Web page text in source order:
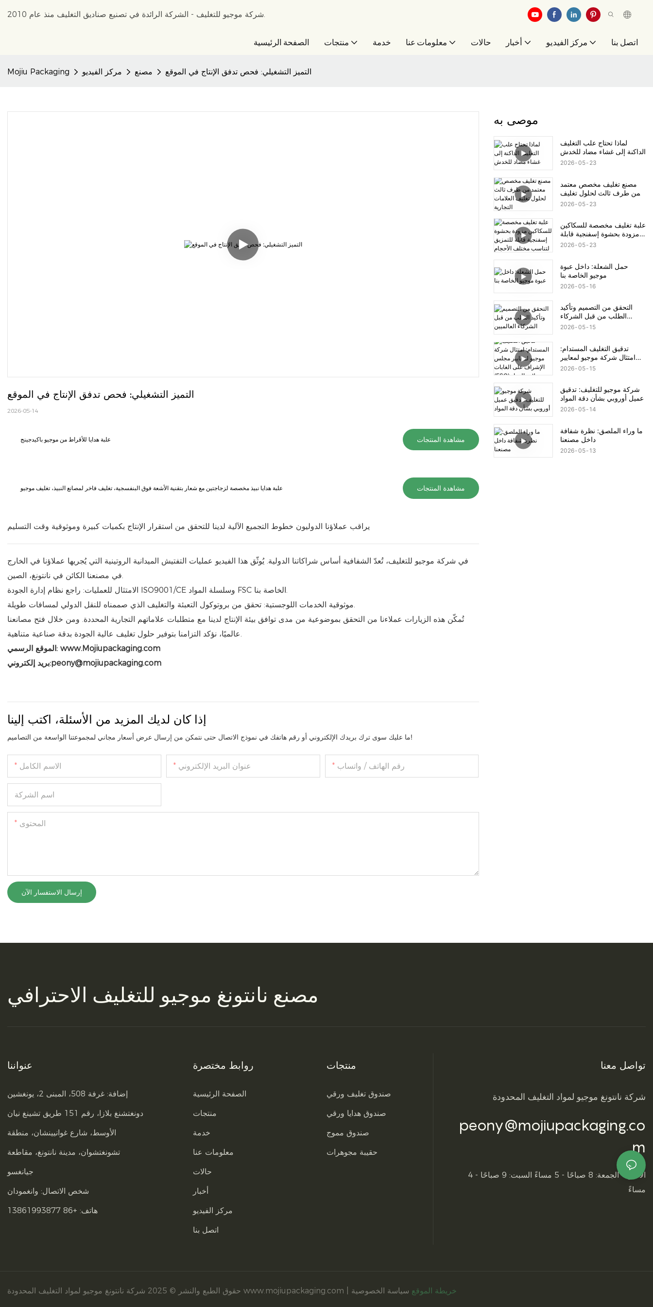
شركة موجيو للتغليف - الشركة الرائدة في تصنيع صناديق التغليف منذ عام 2010.
الصفحة الرئيسية منتجات خدمة معلومات عنا حالات أخبار مركز الفيديو اتصل بنا
Mojiu Packaging مركز الفيديو مصنع التميز التشغيلي: فحص تدفق الإنتاج في الموقع
التميز التشغيلي: فحص تدفق الإنتاج في الموقع
2026-05-14
علبة هدايا للأقراط من موجيو باكيدجينج مشاهدة المنتجات
علبة هدايا نبيذ مخصصة لزجاجتين مع شعار بتقنية الأشعة فوق البنفسجية، تغليف فاخر لمصانع النبيذ، تغليف موجيو مشاهدة المنتجات
يراقب عملاؤنا الدوليون خطوط التجميع الآلية لدينا للتحقق من استقرار الإنتاج بكميات كبيرة وموثوقية وقت التسليم
في شركة موجيو للتغليف، تُعدّ الشفافية أساس شراكاتنا الدولية. يُوثّق هذا الفيديو عمليات التفتيش الميدانية الروتينية التي يُجريها عملاؤنا في الخارج
في مصنعنا الكائن في نانتونغ، الصين.
الامتثال للعمليات: راجع نظام إدارة الجودة ISO9001/CE وسلسلة المواد FSC الخاصة بنا.
موثوقية الخدمات اللوجستية: تحقق من بروتوكول التعبئة والتغليف الذي صممناه للنقل الدولي لمسافات طويلة.
تُمكّن هذه الزيارات عملاءنا من التحقق بموضوعية من مدى توافق بيئة الإنتاج لدينا مع متطلبات علاماتهم التجارية المحددة. ومن خلال فتح مصانعنا
عالميًا، نؤكد التزامنا بتوفير حلول تغليف عالية الجودة بدقة صناعية متناهية.
الموقع الرسمي: www.Mojiupackaging.com
بريد إلكتروني:peony@mojiupackaging.com
إذا كان لديك المزيد من الأسئلة، اكتب إلينا
ما عليك سوى ترك بريدك الإلكتروني أو رقم هاتفك في نموذج الاتصال حتى نتمكن من إرسال عرض أسعار مجاني لمجموعتنا الواسعة من التصاميم!
الاسم الكامل عنوان البريد الإلكتروني رقم الهاتف / واتساب
اسم الشركة
المحتوى
إرسال الاستفسار الآن
موصى به
لماذا تحتاج علب التغليف
الداكنة إلى غشاء مضاد للخدش
2026 05 23
مصنع تغليف مخصص معتمد
من طرف ثالث لحلول تغليف
العلامات التجارية
2026 05 23
علبة تغليف مخصصة للسكاكين
مزودة بحشوة إسفنجية قابلة
للتمزيق لتناسب مختلف
2026 05 23
حمل الشعلة: داخل عبوة
موجيو الخاصة بنا
2026 05 16
التحقق من التصميم وتأكيد
الطلب من قبل الشركاء
العالميين
2026 05 15
تدقيق التغليف المستدام:
امتثال شركة موجيو لمعايير
مجلس الإشراف على الغابات
2026 05 15
شركة موجيو للتغليف: تدقيق
عميل أوروبي بشأن دقة المواد
2026 05 14
ما وراء الملصق: نظرة شفافة
داخل مصنعنا
2026 05 13
مصنع نانتونغ موجيو للتغليف الاحترافي
عنواننا
إضافة: غرفة 508، المبنى 2، يونغشين
دونغتشنغ بلازا، رقم 151 طريق تشينغ نيان
الأوسط، شارع غوانيينشان، منطقة
تشونغتشوان، مدينة نانتونغ، مقاطعة
جيانغسو
شخص الاتصال: وانغمودان
هاتف: +86 13861993877
روابط مختصرة
الصفحة الرئيسية
منتجات
خدمة
معلومات عنا
حالات
أخبار
مركز الفيديو
اتصل بنا
منتجات
صندوق تغليف ورقي
صندوق هدايا ورقي
صندوق مموج
حقيبة مجوهرات
تواصل معنا
شركة نانتونغ موجيو لمواد التغليف المحدودة
peony@mojiupackaging.co
m
الاثنين - الجمعة: 8 صباحًا - 5 مساءً السبت: 9 صباحًا - 4
مساءً
حقوق الطبع والنشر © 2025 شركة نانتونغ موجيو لمواد التغليف المحدودة www.mojiupackaging.com | خريطة الموقع سياسة الخصوصية